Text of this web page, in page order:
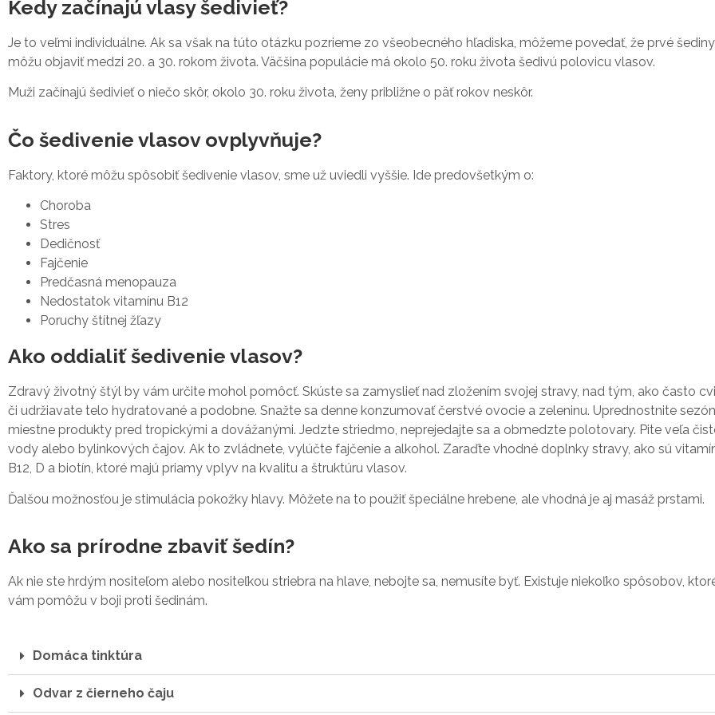
Kedy začínajú vlasy šedivieť?
Je to veľmi individuálne. Ak sa však na túto otázku pozrieme zo všeobecného hľadiska, môžeme povedať, že prvé
môžu objaviť medzi 20. a 30. rokom života. Väčšina populácie má okolo 50. roku života šedivú polovicu vlasov.
Muži začínajú šedivieť o niečo skôr, okolo 30. roku života, ženy približne o päť rokov neskôr.
Čo šedivenie vlasov ovplyvňuje?
Faktory, ktoré môžu spôsobiť šedivenie vlasov, sme už uviedli vyššie. Ide predovšetkým o:
Choroba
Stres
Dedičnosť
Fajčenie
Predčasná menopauza
Nedostatok vitamínu B12
Poruchy štítnej žľazy
Ako oddialiť šedivenie vlasov?
Zdravý životný štýl by vám určite mohol pomôcť. Skúste sa zamyslieť nad zložením svojej stravy, nad tým, ako často
či udržiavate telo hydratované a podobne. Snažte sa denne konzumovať čerstvé ovocie a zeleninu. Uprednostnite
miestne produkty pred tropickými a dovážanými. Jedzte striedmo, neprejedajte sa a obmedzte polotovary. Pite veľa
vody alebo bylinkových čajov. Ak to zvládnete, vylúčte fajčenie a alkohol. Zaraďte vhodné doplnky stravy, ako sú
B12, D a biotín, ktoré majú priamy vplyv na kvalitu a štruktúru vlasov.
Ďalšou možnosťou je stimulácia pokožky hlavy. Môžete na to použiť špeciálne hrebene, ale vhodná je aj masáž prstami.
Ako sa prírodne zbaviť šedín?
Ak nie ste hrdým nositeľom alebo nositeľkou striebra na hlave, nebojte sa, nemusíte byť. Existuje niekoľko spôsobov,
vám pomôžu v boji proti šedinám.
Domáca tinktúra
Odvar z čierneho čaju